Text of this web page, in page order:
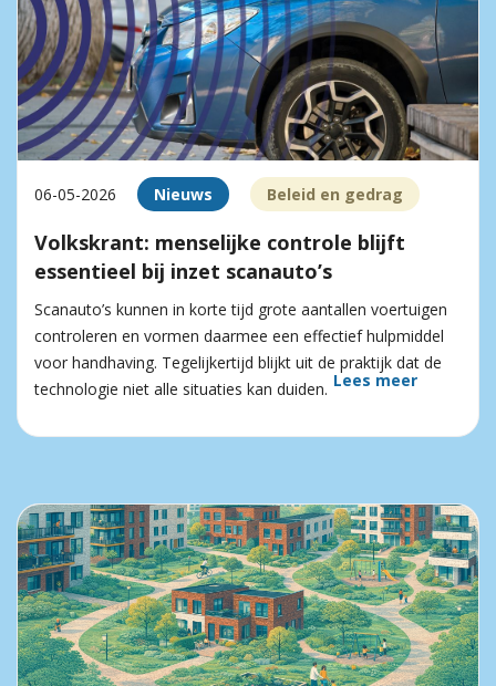
06-05-2026 Nieuws Beleid en gedrag
Volkskrant: menselijke controle blijft
essentieel bij inzet scanauto’s
Scanauto’s kunnen in korte tijd grote aantallen voertuigen
controleren en vormen daarmee een effectief hulpmiddel
voor handhaving. Tegelijkertijd blijkt uit de praktijk dat de
technologie niet alle situaties kan duiden. Lees meer